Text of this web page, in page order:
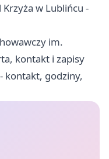
w Lublińcu -
im.
kontakt i zapisy
kontakt, godziny,